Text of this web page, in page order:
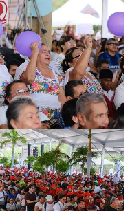
caminado juntas y
tiene el
alejamos. Y tengan la
pueblo de Quintana Roo,
México”.
juntas y juntos sabemos
si estamos juntos, no hay
México”.
no hay nada que detenga
Roo!”